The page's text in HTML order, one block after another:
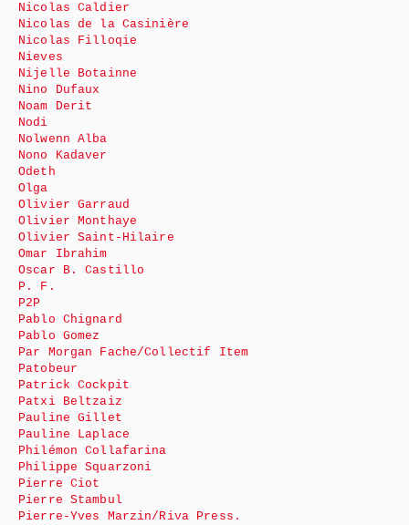
Nicolas Caldier
Nicolas de la Casinière
Nicolas Filloqie
Nieves
Nijelle Botainne
Nino Dufaux
Noam Derit
Nodi
Nolwenn Alba
Nono Kadaver
Odeth
Olga
Olivier Garraud
Olivier Monthaye
Olivier Saint-Hilaire
Omar Ibrahim
Oscar B. Castillo
P. F.
P2P
Pablo Chignard
Pablo Gomez
Par Morgan Fache/Collectif Item
Patobeur
Patrick Cockpit
Patxi Beltzaiz
Pauline Gillet
Pauline Laplace
Philémon Collafarina
Philippe Squarzoni
Pierre Ciot
Pierre Stambul
Pierre-Yves Marzin/Riva Press.